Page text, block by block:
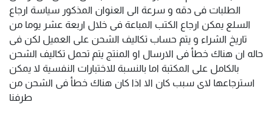
الطلبات فى دقه و سرعة الى العنوان المذكور سياسة ارجاع
السلع يمكن ارجاع الكتب المباعة فى خلال اربعة عشر يوما من
تاريخ الشراء و يتم حساب تكاليف الشحن على العميل لكن فى
حاله ان هناك خطأ فى الارسال او المنتج يتم تحمل تكاليف الشحن
بالكامل على المكتبة اما بالنسبة للاختبارات النفسية لا يمكن
استرجاعها لاى سبب كان الا اذا كان هناك خطأ فى الشحن من
طرفنا